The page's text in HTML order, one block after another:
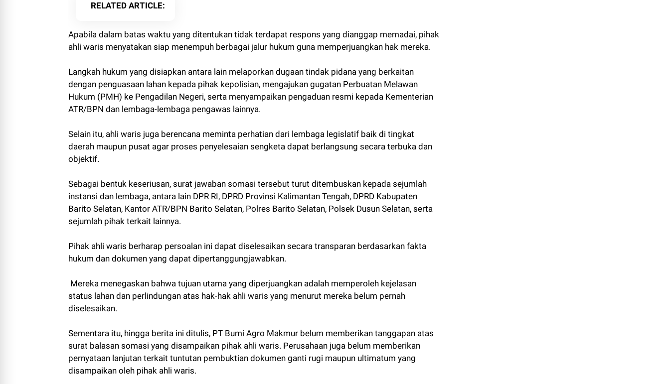
RELATED ARTICLE
Apabila dalam batas waktu yang ditentukan tidak terdapat respons yang dianggap memadai, pihak
ahli waris menyatakan siap menempuh berbagai jalur hukum guna memperjuangkan hak mereka.
Langkah hukum yang disiapkan antara lain melaporkan dugaan tindak pidana yang berkaitan
dengan penguasaan lahan kepada pihak kepolisian, mengajukan gugatan Perbuatan Melawan
Hukum (PMH) ke Pengadilan Negeri, serta menyampaikan pengaduan resmi kepada Kementerian
ATR/BPN dan lembaga-lembaga pengawas lainnya.
Selain itu, ahli waris juga berencana meminta perhatian dari lembaga legislatif baik di tingkat
daerah maupun pusat agar proses penyelesaian sengketa dapat berlangsung secara terbuka dan
objektif.
Sebagai bentuk keseriusan, surat jawaban somasi tersebut turut ditembuskan kepada sejumlah
instansi dan lembaga, antara lain DPR RI, DPRD Provinsi Kalimantan Tengah, DPRD Kabupaten
Barito Selatan, Kantor ATR/BPN Barito Selatan, Polres Barito Selatan, Polsek Dusun Selatan, serta
sejumlah pihak terkait lainnya.
Pihak ahli waris berharap persoalan ini dapat diselesaikan secara transparan berdasarkan fakta
hukum dan dokumen yang dapat dipertanggungjawabkan.
Mereka menegaskan bahwa tujuan utama yang diperjuangkan adalah memperoleh kejelasan
status lahan dan perlindungan atas hak-hak ahli waris yang menurut mereka belum pernah
diselesaikan.
Sementara itu, hingga berita ini ditulis, PT Bumi Agro Makmur belum memberikan tanggapan atas
surat balasan somasi yang disampaikan pihak ahli waris. Perusahaan juga belum memberikan
pernyataan lanjutan terkait tuntutan pembuktian dokumen ganti rugi maupun ultimatum yang
disampaikan oleh pihak ahli waris.